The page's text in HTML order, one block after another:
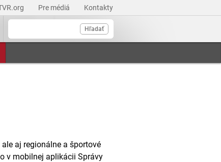
Pre médiá Kontakty
Hľadať
aj regionálne a športové
v mobilnej aplikácii Správy